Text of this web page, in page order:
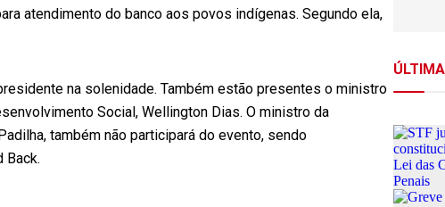
atendimento do banco aos povos indígenas. Segundo ela,
na solenidade. Também estão presentes o ministro
Social, Wellington Dias. O ministro da
também não participará do evento, sendo
Back.